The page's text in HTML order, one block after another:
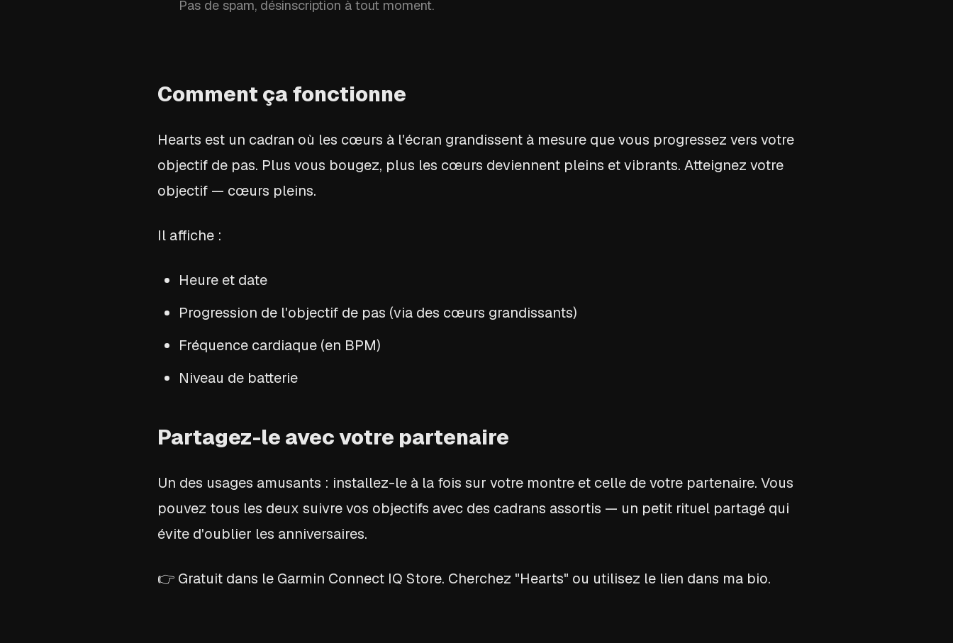
Pas de spam, désinscription à tout moment.
Comment ça fonctionne
Hearts est un cadran où les cœurs à l'écran grandissent à mesure que vous progressez vers votre
objectif de pas. Plus vous bougez, plus les cœurs deviennent pleins et vibrants. Atteignez votre
objectif — cœurs pleins.
Il affiche :
Heure et date
Progression de l'objectif de pas (via des cœurs grandissants)
Fréquence cardiaque (en BPM)
Niveau de batterie
Partagez-le avec votre partenaire
Un des usages amusants : installez-le à la fois sur votre montre et celle de votre partenaire. Vous
pouvez tous les deux suivre vos objectifs avec des cadrans assortis — un petit rituel partagé qui
évite d'oublier les anniversaires.
👉 Gratuit dans le Garmin Connect IQ Store. Cherchez "Hearts" ou utilisez le lien dans ma bio.